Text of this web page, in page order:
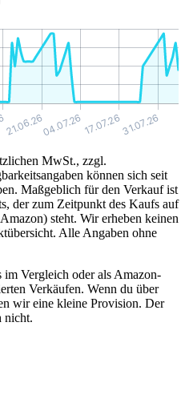
MwSt., zzgl.
können sich seit
Maßgeblich für den Verkauf ist
der zum Zeitpunkt des Kaufs auf
steht. Wir erheben keinen
Alle Angaben ohne
im Vergleich oder als Amazon-
Verkäufen. Wenn du über
wir eine kleine Provision. Der
nicht.